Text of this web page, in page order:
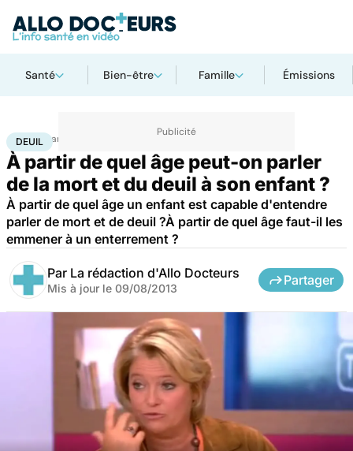
Santé Bien-être Famille Émissions
Accueil Santé
DEUIL
À partir de quel âge peut-on parler
de la mort et du deuil à son enfant ?
À partir de quel âge un enfant est capable d'entendre
parler de mort et de deuil ?À partir de quel âge faut-il les
emmener à un enterrement ?
Par La rédaction d'Allo Docteurs
Mis à jour le 09/08/2013
Partager